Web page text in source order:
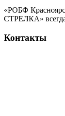
«РОБФ
СТРЕЛКА» всегда
Контакты